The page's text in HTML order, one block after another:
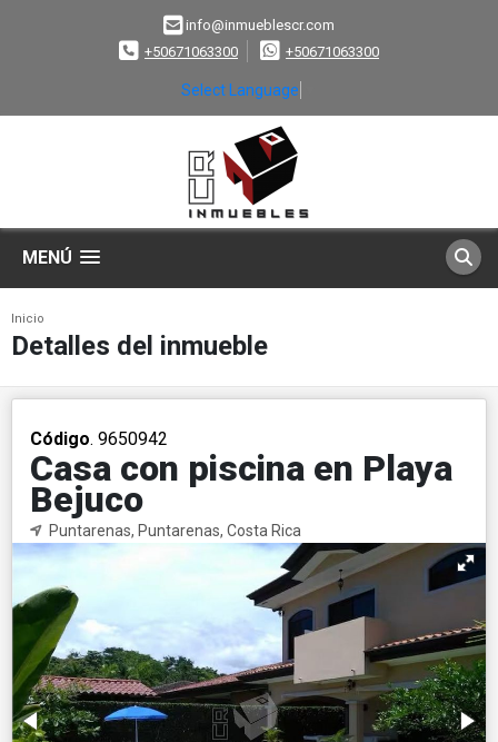
info@inmueblescr.com
+50671063300
+50671063300
Select Language
MENÚ
Inicio
Detalles del inmueble
Código. 9650942
Casa con piscina en Playa
Bejuco
Puntarenas, Puntarenas, Costa Rica